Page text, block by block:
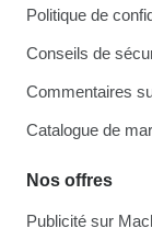
Politique de
Conseils de
Commentaires
Catalogue de
Nos offres
Publicité sur